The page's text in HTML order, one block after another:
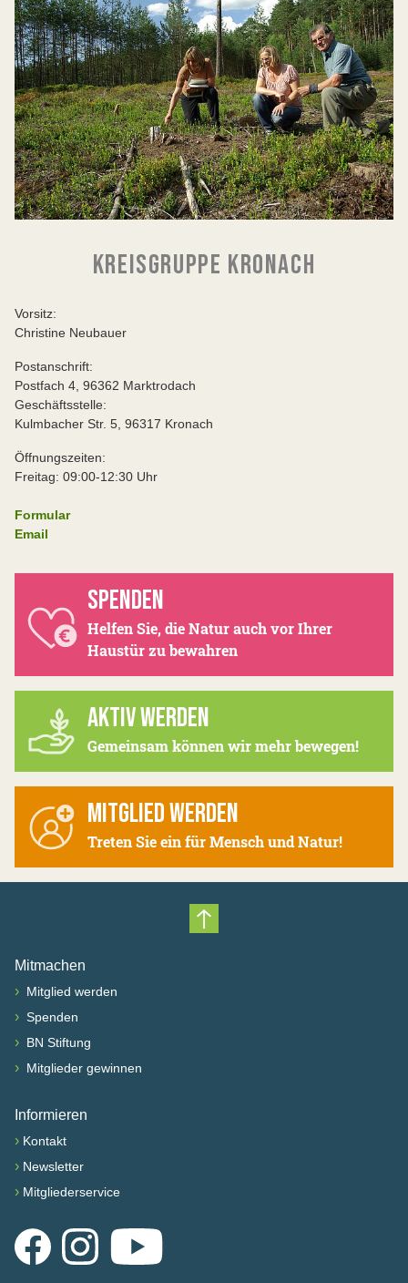
KREISGRUPPE KRONACH
Vorsitz:
Christine Neubauer
Postanschrift:
Postfach 4, 96362 Marktrodach
Geschäftsstelle:
Kulmbacher Str. 5, 96317 Kronach
Öffnungszeiten:
Freitag: 09:00-12:30 Uhr
Formular
Email
SPENDEN
Helfen Sie, die Natur auch vor Ihrer
Haustür zu bewahren
AKTIV WERDEN
Gemeinsam können wir mehr bewegen!
MITGLIED WERDEN
Treten Sie ein für Mensch und Natur!
Nach oben scrollen
Mitmachen
› Mitglied werden
› Spenden
› BN Stiftung
› Mitglieder gewinnen
Informieren
› Kontakt
› Newsletter
› Mitgliederservice
FacebookInstagramYouTube